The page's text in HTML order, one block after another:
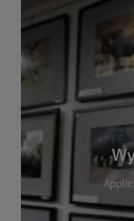
W tej
wszystkich
bibliotekę.
autorskich,
tematycznych dla
wydarzenie
czytelniczej oraz
Dzięki